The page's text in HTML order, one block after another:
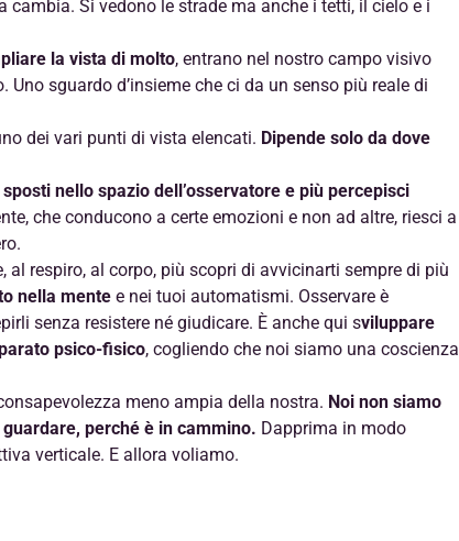
Si vedono le strade ma anche i tetti, il cielo e i
la vista di molto, entrano nel nostro campo visivo
sguardo d’insieme che ci da un senso più reale di
dei vari punti di vista elencati. Dipende solo da dove
sposti nello spazio dell’osservatore e più percepisci
che conducono a certe emozioni e non ad altre, riesci a
respiro, al corpo, più scopri di avvicinarti sempre di più
nella mente e nei tuoi automatismi. Osservare è
senza resistere né giudicare. È anche qui sviluppare
psico-fisico, cogliendo che noi siamo una coscienza
meno ampia della nostra. Noi non siamo
perché è in cammino. Dapprima in modo
verticale. E allora voliamo.